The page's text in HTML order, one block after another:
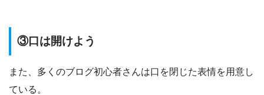
③口は開けよう
また、多くのブログ初心者さんは口を閉じた表情を用意し
ている。